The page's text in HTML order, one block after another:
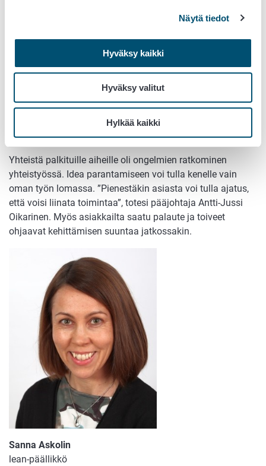
Näytä tiedot
Hyväksy kaikki
Hyväksy valitut
Hylkää kaikki
Virastomme lean-matka on vielä alkutaipaleella.
kehittäminen aloitettiin vuonna 2017. Hyvien kokemusten
ja onnistumisten siivittäminä toimintaa on haluttu
laajentaa koko virastoon. Tällä hetkellä lean-
kehittämiskohteita onkin käynnissä laajasti eri puolilla
organisaatiotamme.
Parantaminen jatkuu
Yhteistä palkituille aiheille oli ongelmien ratkominen
yhteistyössä. Idea parantamiseen voi tulla kenelle vain
oman työn lomassa. ”Pienestäkin asiasta voi tulla ajatus,
että voisi liinata toimintaa”, totesi pääjohtaja Antti-Jussi
Oikarinen. Myös asiakkailta saatu palaute ja toiveet
ohjaavat kehittämisen suuntaa jatkossakin.
Sanna Askolin
lean-päällikkö